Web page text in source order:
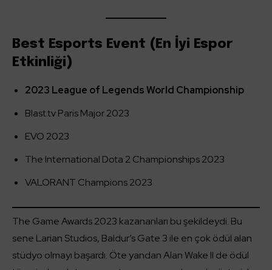
Best Esports Event (En İyi Espor
Etkinliği)
2023 League of Legends World Championship
Blast.tv Paris Major 2023
EVO 2023
The International Dota 2 Championships 2023
VALORANT Champions 2023
The Game Awards 2023 kazananları bu şekildeydi. Bu
sene Larian Studios, Baldur’s Gate 3 ile en çok ödül alan
stüdyo olmayı başardı. Öte yandan Alan Wake II de ödül